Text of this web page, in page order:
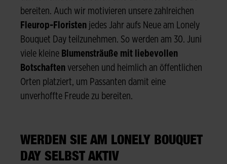
bereiten. Auch wir motivieren unsere zahlreichen
Fleurop-Floristen jedes Jahr aufs Neue am Lonely
Bouquet Day teilzunehmen. So werden am 30. Juni
viele kleine Blumensträuße mit liebevollen
Botschaften versehen und heimlich an öffentlichen
Orten platziert, um Passanten damit eine
unverhoffte Freude zu bereiten.
WERDEN SIE AM LONELY BOUQUET
DAY SELBST AKTIV